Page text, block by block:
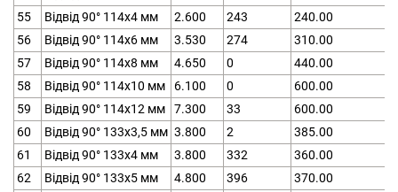
55
Відвід 90° 114х4 мм 2.600 243
240.00
56
Відвід 90° 114х6 мм 3.530 274
310.00
57
Відвід 90° 114х8 мм 4.650 0
440.00
58
Відвід 90° 114х10 мм 6.100 0
600.00
59
Відвід 90° 114х12 мм 7.300 33
600.00
60
Відвід 90° 133х3,5 мм 3.800 2
385.00
61
Відвід 90° 133х4 мм 3.800 332
360.00
62
Відвід 90° 133х5 мм 4.800 396
370.00